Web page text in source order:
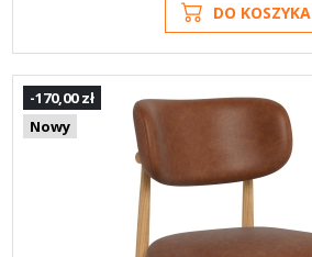
DO KOSZYKA
-170,00 zł
Nowy